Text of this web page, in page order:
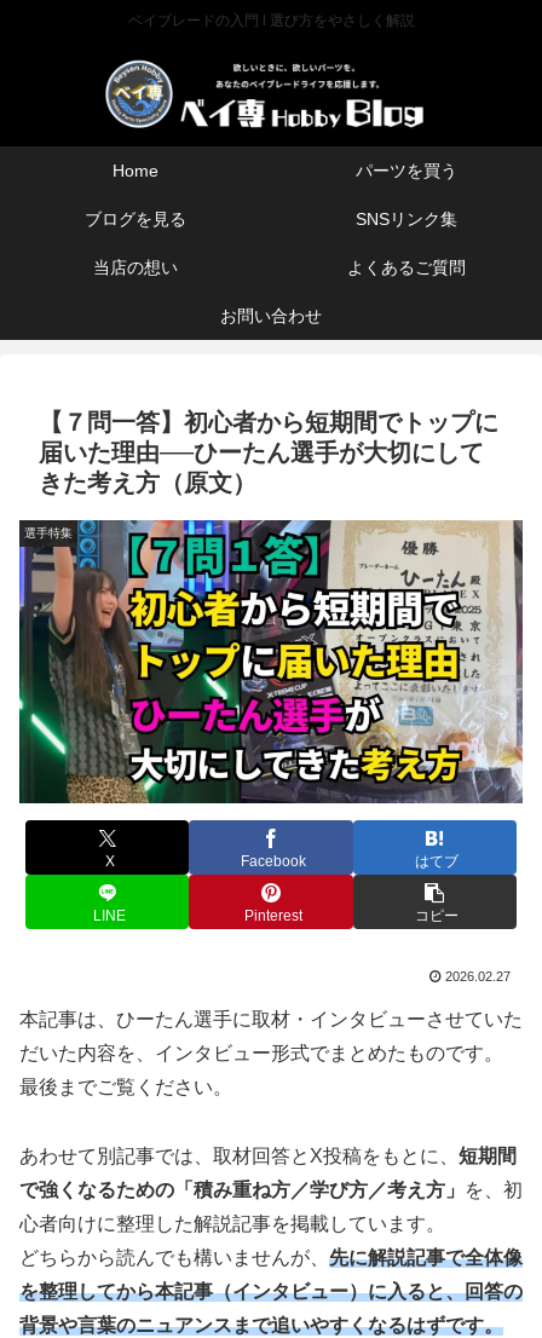
ベイブレードの入門 l 選び方をやさしく解説
Home パーツを買う
ブログを見る SNSリンク集
当店の想い よくあるご質問
お問い合わせ
【７問一答】初心者から短期間でトップに
届いた理由──ひーたん選手が大切にして
きた考え方（原文）
選手特集
X Facebook はてブ
LINE Pinterest コピー
2026.02.27
本記事は、ひーたん選手に取材・インタビューさせていた
だいた内容を、インタビュー形式でまとめたものです。
最後までご覧ください。
あわせて別記事では、取材回答とX投稿をもとに、 短期間
で強くなるための「積み重ね方／学び方／考え方」
を、初
心者向けに整理した解説記事を掲載しています。
どちらから読んでも構いませんが、 先に解説記事で全体像
を整理してから本記事（インタビュー）に入ると、回答の
背景や言葉のニュアンスまで追いやすくなるはずです。